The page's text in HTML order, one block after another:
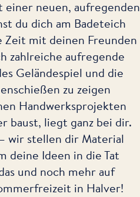
einer neuen, aufregenden
du dich am Badeteich
mit deinen Freunden
zahlreiche aufregende
Geländespiel und die
zu zeigen
Handwerksprojekten
baust, liegt ganz bei dir.
wir stellen dir Material
deine Ideen in die Tat
und noch mehr auf
in Halver!